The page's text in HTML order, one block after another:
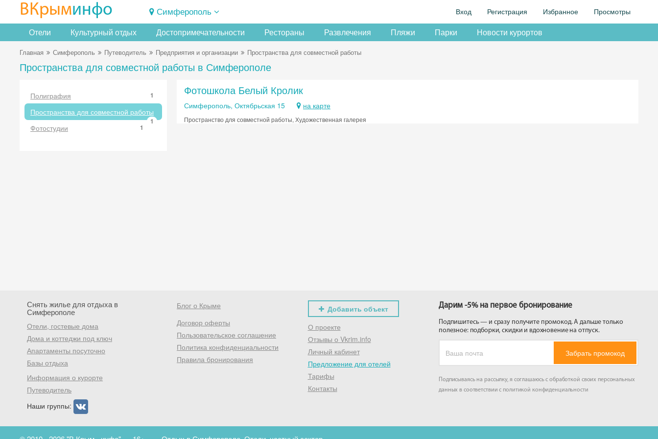
ВКрыминфо Симферополь Вход Регистрация Избранное Просмотры
Отели Культурный отдых Достопримечательности Рестораны Развлечения Пляжи Парки Новости курортов
Главная Симферополь Путеводитель Предприятия и организации Пространства для совместной работы
Пространства для совместной работы в Симферополе
Полиграфия 1
Пространства для совместной работы
1
Фотостудии 1
Фотошкола Белый Кролик
Симферополь, Октябрьская 15 на карте
Пространство для совместной работы, Художественная галерея
Снять жилье для отдыха в
Симферополе
Отели, гостевые дома
Дома и коттеджи под ключ
Апартаменты посуточно
Базы отдыха
Информация о курорте
Путеводитель
Наши группы:
Блог о Крыме
Договор оферты
Пользовательское соглашение
Политика конфиденциальности
Правила бронирования
Добавить объект
О проекте
Отзывы о Vkrim.info
Личный кабинет
Предложение для отелей
Тарифы
Контакты
Дарим -5% на первое бронирование
Подпишитесь — и сразу получите промокод. А дальше только
полезное: подборки, скидки и вдохновение на отпуск.
Забрать промокод
Подписываясь на рассылку, я соглашаюсь с обработкой своих персональных
данных в соответствии с политикой конфиденциальности